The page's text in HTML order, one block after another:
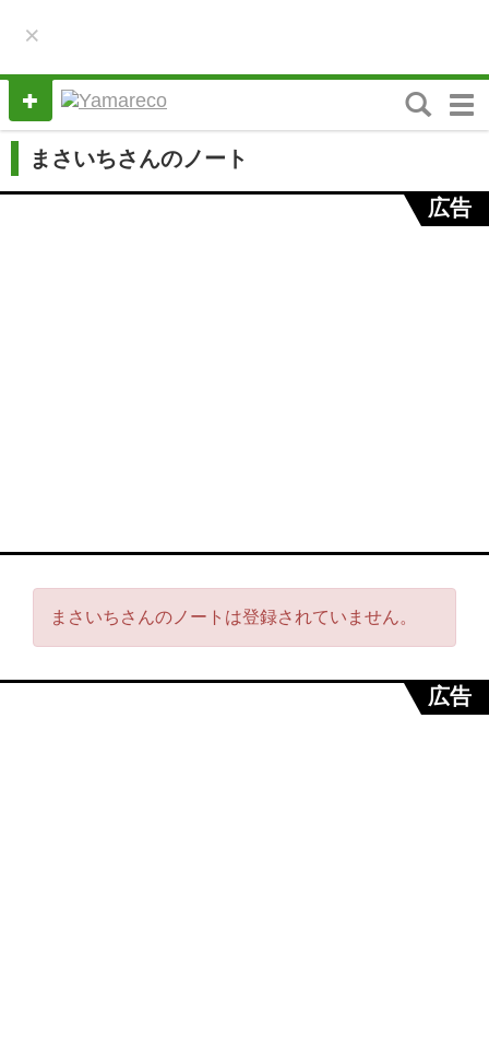
×
M
e
まさいちさんのノート
広告
まさいちさんのノートは登録されていません。
広告